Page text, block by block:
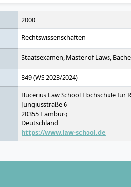
2000
Rechtswissenschaften
Staatsexamen, Master of Laws,
849 (WS 2023/2024)
Bucerius Law School Hochschule für
Jungiusstraße 6
20355 Hamburg
Deutschland
https://www.law-school.de